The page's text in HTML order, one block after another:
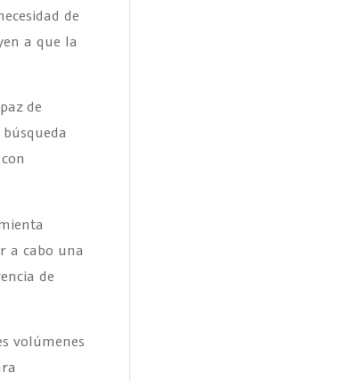
de
a que la
de
a cabo una
de
volúmenes